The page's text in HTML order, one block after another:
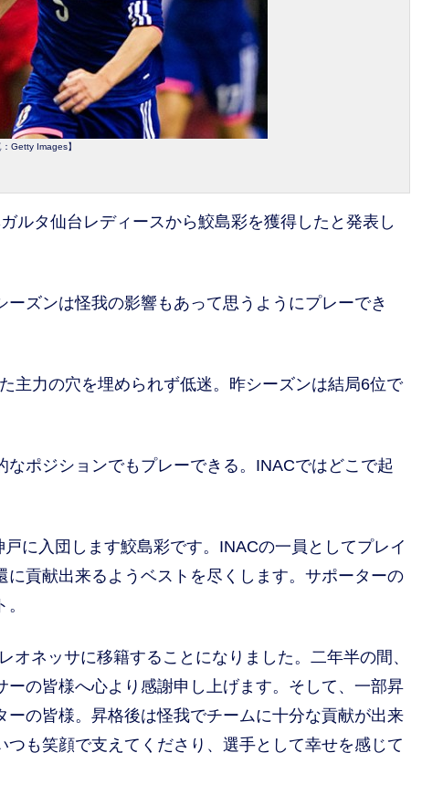
Getty Images】
ルタ仙台レディースから鮫島彩を獲得したと発表し
ズンは怪我の影響もあって思うようにプレーでき
力の穴を埋められず低迷。昨シーズンは結局6位で
ポジションでもプレーできる。INACではどこで起
に入団します鮫島彩です。INACの一員としてプレイ
貢献出来るようベストを尽くします。サポーターの
ネッサに移籍することになりました。二年半の間、
の皆様へ心より感謝申し上げます。そして、一部昇
の皆様。昇格後は怪我でチームに十分な貢献が出来
も笑顔で支えてくださり、選手として幸せを感じて